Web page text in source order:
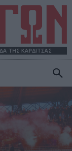
ΤΗΣ ΚΑΡΔΙΤΣΑΣ